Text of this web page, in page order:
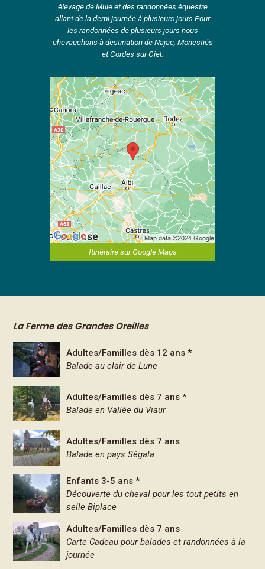
élevage de Mule et des randonnées équestre
allant de la demi journée à plusieurs jours.Pour
les randonnées de plusieurs jours nous
chevauchons à destination de Najac, Monestiés
et Cordes sur Ciel.
Itinéraire sur Google Maps
La Ferme des Grandes Oreilles
Adultes/Familles dès 12 ans *
Balade au clair de Lune
Adultes/Familles dès 7 ans *
Balade en Vallée du Viaur
Adultes/Familles dès 7 ans
Balade en pays Ségala
Enfants 3-5 ans *
Découverte du cheval pour les tout petits en
selle Biplace
Adultes/Familles dès 7 ans
Carte Cadeau pour balades et randonnées à la
journée